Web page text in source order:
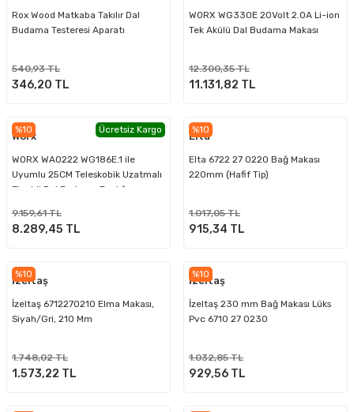
Rox Wood Matkaba Takılır Dal
Budama Testeresi Aparatı
540,93 TL
346,20 TL
WORX WG330E 20Volt 2.0A Li-ion
Tek Akülü Dal Budama Makası
12.300,35 TL
11.131,82 TL
%10 Ücretsiz Kargo
Worx
WORX WA0222 WG186E.1 ile
Uyumlu 25CM Teleskobik Uzatmalı
Zincirli Dal Budama Başlığı
9.159,61 TL
8.289,45 TL
%10
Elta
Elta 6722 27 0220 Bağ Makası
220mm (Hafif Tip)
1.017,05 TL
915,34 TL
%10
İzeltaş
İzeltaş 6712270210 Elma Makası,
Siyah/Gri, 210 Mm
1.748,02 TL
1.573,22 TL
%10
İzeltaş
İzeltaş 230 mm Bağ Makası Lüks
Pvc 6710 27 0230
1.032,85 TL
929,56 TL